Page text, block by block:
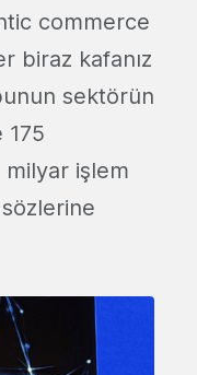
commerce
biraz kafanız
sektörün
175
milyar işlem